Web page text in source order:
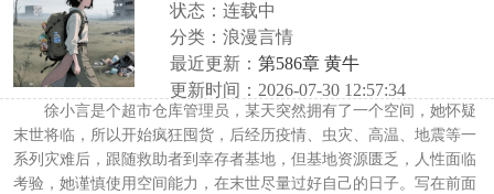
状态：连载中
分类：浪漫言情
最近更新： 第586章 黄牛
更新时间：2026-07-30 12:57:34
徐小言是个超市仓库管理员，某天突然拥有了一个空间，她怀疑
末世将临，所以开始疯狂囤货，后经历疫情、虫灾、高温、地震等一
系列灾难后，跟随救助者到幸存者基地，但基地资源匮乏，人性面临
考验，她谨慎使用空间能力，在末世尽量过好自己的日子。写在前面